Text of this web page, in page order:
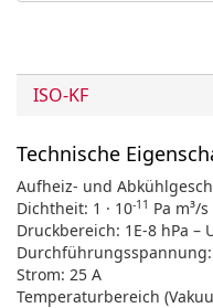
ISO-KF
Technische
Aufheiz- und
Dichtheit: 1 · 10-11 Pa m³/s
Druckbereich: 1E-8 hPa –
Durchführungsspannung:
Strom: 25 A
Temperaturbereich